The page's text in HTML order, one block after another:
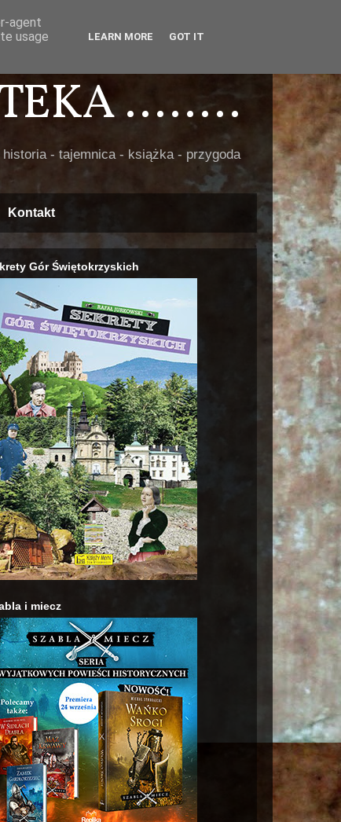
........
- tajemnica - książka - przygoda
Kontakt
Gór Świętokrzyskich
i miecz
agent
usage
LEARN MORE GOT IT